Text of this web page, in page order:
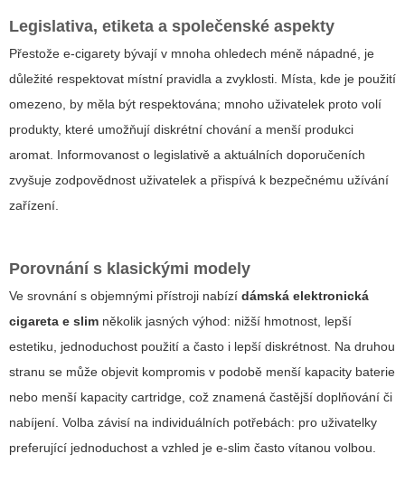
Legislativa, etiketa a společenské aspekty
Přestože e-cigarety bývají v mnoha ohledech méně nápadné, je
důležité respektovat místní pravidla a zvyklosti. Místa, kde je použití
omezeno, by měla být respektována; mnoho uživatelek proto volí
produkty, které umožňují diskrétní chování a menší produkci
aromat. Informovanost o legislativě a aktuálních doporučeních
zvyšuje zodpovědnost uživatelek a přispívá k bezpečnému užívání
zařízení.
Porovnání s klasickými modely
Ve srovnání s objemnými přístroji nabízí dámská elektronická
cigareta e slim několik jasných výhod: nižší hmotnost, lepší
estetiku, jednoduchost použití a často i lepší diskrétnost. Na druhou
stranu se může objevit kompromis v podobě menší kapacity baterie
nebo menší kapacity cartridge, což znamená častější doplňování či
nabíjení. Volba závisí na individuálních potřebách: pro uživatelky
preferující jednoduchost a vzhled je e-slim často vítanou volbou.